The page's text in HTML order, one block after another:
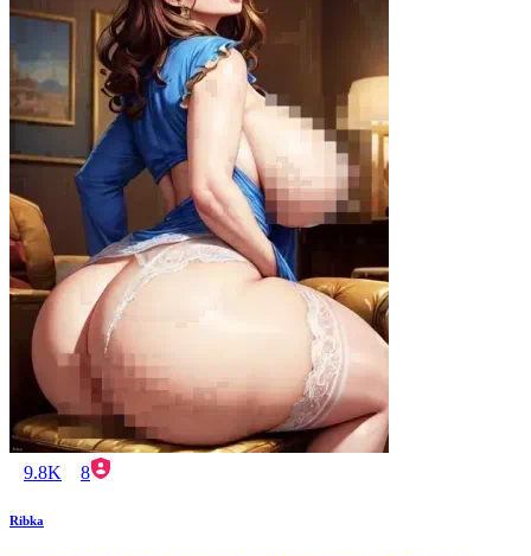
9.8K 8
Ribka